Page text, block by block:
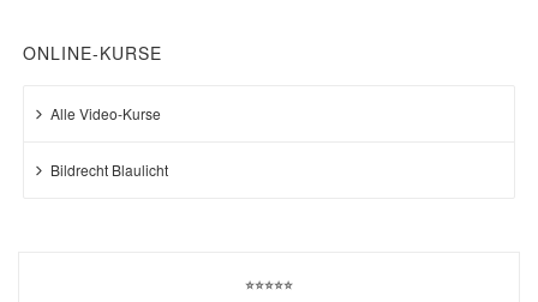
ONLINE-KURSE
Alle Video-Kurse
Bildrecht Blaulicht
⭐⭐⭐⭐⭐